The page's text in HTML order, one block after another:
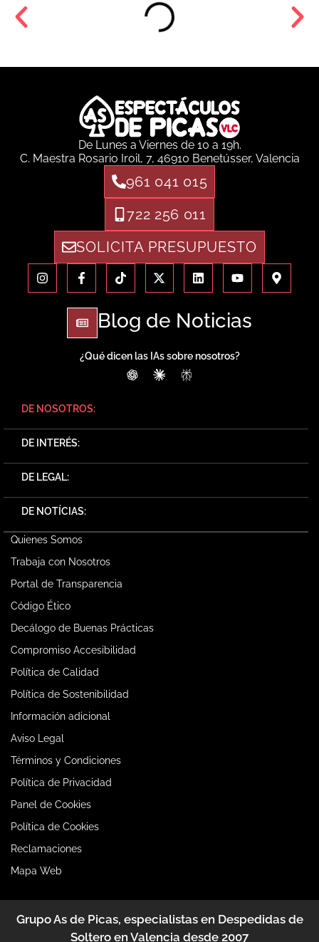
De Lunes a Viernes de 10 a 19h.
C. Maestra Rosario Iroil, 7, 46910 Benetússer, Valencia
961 041 015
722 256 011
SOLICITA PRESUPUESTO
Blog de Noticias
¿Qué dicen las IAs sobre nosotros?
ChatGPTClaudePerplexity
DE NOSOTROS:
DE INTERÉS:
DE LEGAL:
DE NOTÍCIAS:
Quienes Somos
Trabaja con Nosotros
Portal de Transparencia
Código Ético
Decálogo de Buenas Prácticas
Compromiso Accesibilidad
Política de Calidad
Política de Sostenibilidad
Información adicional
Aviso Legal
Términos y Condiciones
Política de Privacidad
Panel de Cookies
Política de Cookies
Reclamaciones
Mapa Web
Grupo As de Picas, especialistas en Despedidas de
Soltero en Valencia desde 2007